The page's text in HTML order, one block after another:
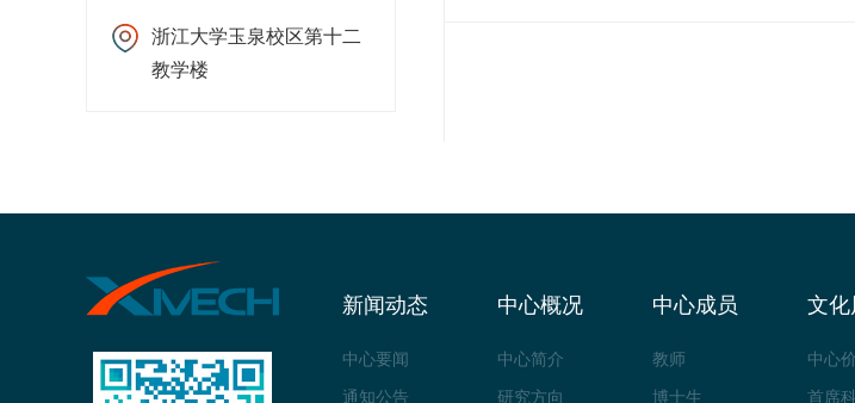
浙江大学玉泉校区第十二
教学楼
新闻动态
中心要闻
通知公告
中心概况
中心简介
研究方向
中心成员
教师
博士生
文化
中心
首席